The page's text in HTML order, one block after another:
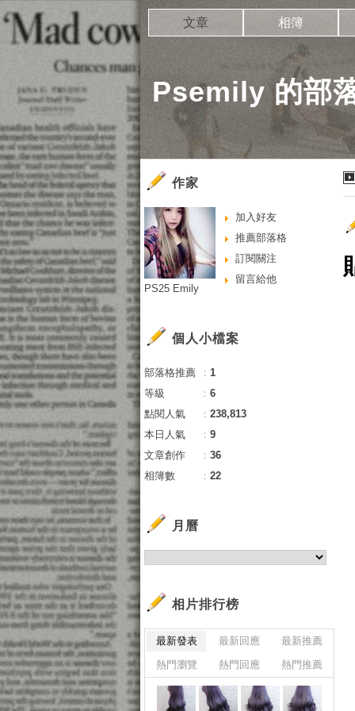
Psemily 的部
文章 相簿
作家
加入好友
推薦部落格
訂閱關注
留言給他
PS25 Emily
個人小檔案
部落格推薦 ： 1
等級
： 6
點閱人氣
： 238,813
本日人氣
： 9
文章創作
： 36
相簿數
： 22
月曆
相片排行榜
最新發表 最新回應
最新推薦
熱門瀏覽
熱門回應 熱門推薦